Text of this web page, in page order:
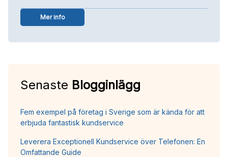
Mer info
Senaste Blogginlägg
Fem exempel på företag i Sverige som är kända för att
erbjuda fantastisk kundservice
Leverera Exceptionell Kundservice över Telefonen: En
Omfattande Guide